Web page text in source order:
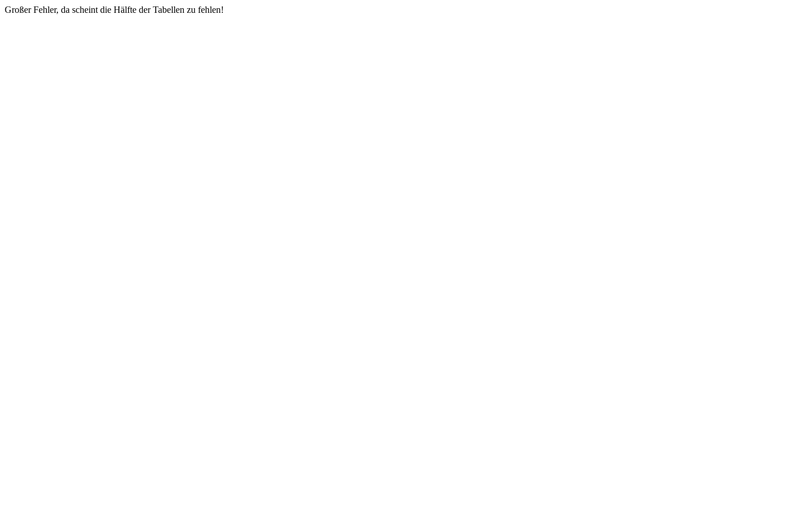
Großer Fehler, da scheint die Hälfte der Tabellen zu fehlen!